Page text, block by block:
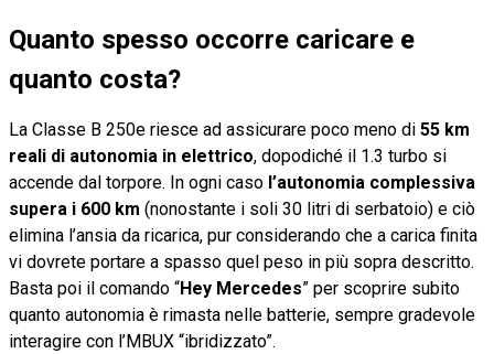
Quanto spesso occorre caricare e
quanto costa?
La Classe B 250e riesce ad assicurare poco meno di 55 km
reali di autonomia in elettrico, dopodiché il 1.3 turbo si
accende dal torpore. In ogni caso l’autonomia complessiva
supera i 600 km (nonostante i soli 30 litri di serbatoio) e ciò
elimina l’ansia da ricarica, pur considerando che a carica finita
vi dovrete portare a spasso quel peso in più sopra descritto.
Basta poi il comando “Hey Mercedes” per scoprire subito
quanto autonomia è rimasta nelle batterie, sempre gradevole
interagire con l’MBUX “ibridizzato”.